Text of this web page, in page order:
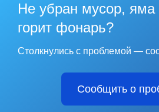
Не убран мусор, яма
горит фонарь?
Столкнулись с проблемой —
Сообщить о